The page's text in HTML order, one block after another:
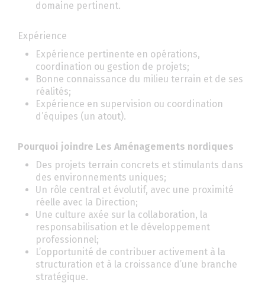
domaine pertinent.
Expérience
Expérience pertinente en opérations,
coordination ou gestion de projets;
Bonne connaissance du milieu terrain et de ses
réalités;
Expérience en supervision ou coordination
d’équipes (un atout).
Pourquoi joindre Les Aménagements nordiques
Des projets terrain concrets et stimulants dans
des environnements uniques;
Un rôle central et évolutif, avec une proximité
réelle avec la Direction;
Une culture axée sur la collaboration, la
responsabilisation et le développement
professionnel;
L’opportunité de contribuer activement à la
structuration et à la croissance d’une branche
stratégique.